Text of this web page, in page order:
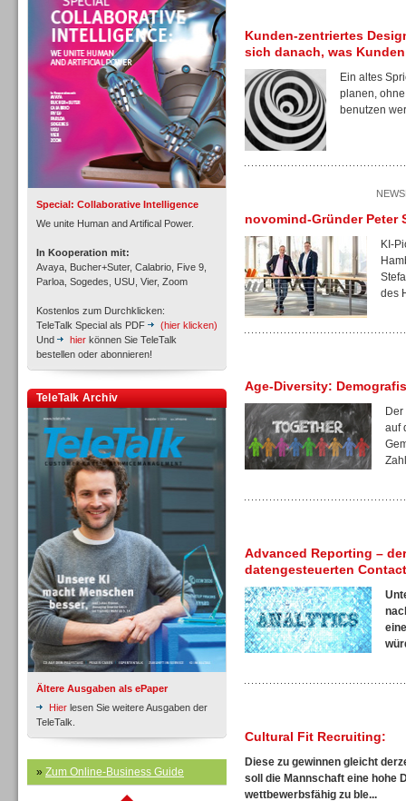
Special: Collaborative Intelligence
We unite Human and Artifical Power.
In Kooperation mit:
Avaya, Bucher+Suter, Calabrio, Five 9,
Parloa, Sogedes, USU, Vier, Zoom
Kostenlos zum Durchklicken:
TeleTalk Special als PDF
(hier klicken)
Und
hier können Sie TeleTalk
bestellen oder abonnieren!
TeleTalk Archiv
Ältere Ausgaben als ePaper
Hier lesen Sie weitere Ausgaben der
TeleTalk.
» Zum Online-Business Guide
Personal
Inbound
Inbound
Inbound
Inbound
Kunden-zentriertes
sich danach, was
Ein altes
planen,
benutzen
novomind-Gründer Peter
KI-
des
Age-Diversity:
auf
Advanced Reporting –
datengesteuerten
Cultural Fit Recruiting:
Diese zu gewinnen gleicht
soll die Mannschaft eine hohe
wettbewerbsfähig zu ble...